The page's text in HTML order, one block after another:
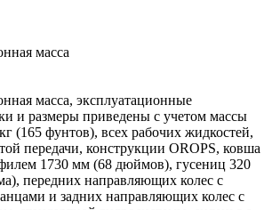
масса
масса, эксплуатационные
и размеры приведены с учетом массы
(165 фунтов), всех рабочих жидкостей,
передачи, конструкции OROPS, ковша
1730 мм (68 дюймов), гусениц 320
передних направляющих колес с
и задних направляющих колес с